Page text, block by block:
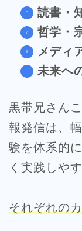
読書・
哲学・
メディ
未来へ
黒帯兄さん
報発信は、
験を体系的
く実践しや
それぞれの